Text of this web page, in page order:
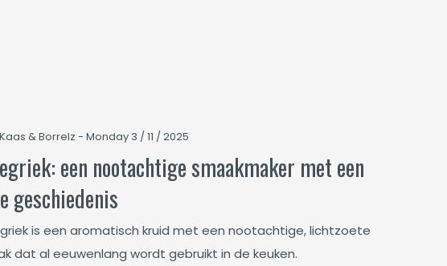
& Borrelz - Monday 3 / 11 / 2025
een nootachtige smaakmaker met een
geschiedenis
is een aromatisch kruid met een nootachtige, lichtzoete
dat al eeuwenlang wordt gebruikt in de keuken.